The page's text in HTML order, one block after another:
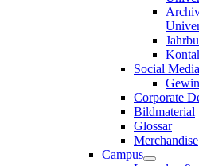
Social Media
Corporate
Bildmaterial
Glossar
Merchandise
Campus